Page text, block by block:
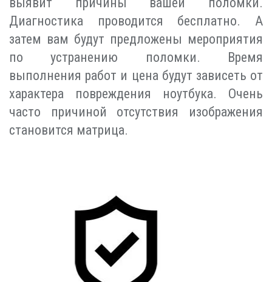
Диагностика проводится бесплатно. А
затем вам будут предложены мероприятия
по устранению поломки. Время
выполнения работ и цена будут зависеть от
характера повреждения ноутбука. Очень
часто причиной отсутствия изображения
становится матрица.
Индивидуальный подход